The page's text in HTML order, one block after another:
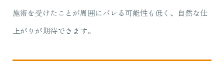
施術を受けたことが周囲にバレる可能性も低く、自然な仕
上がりが期待できます。